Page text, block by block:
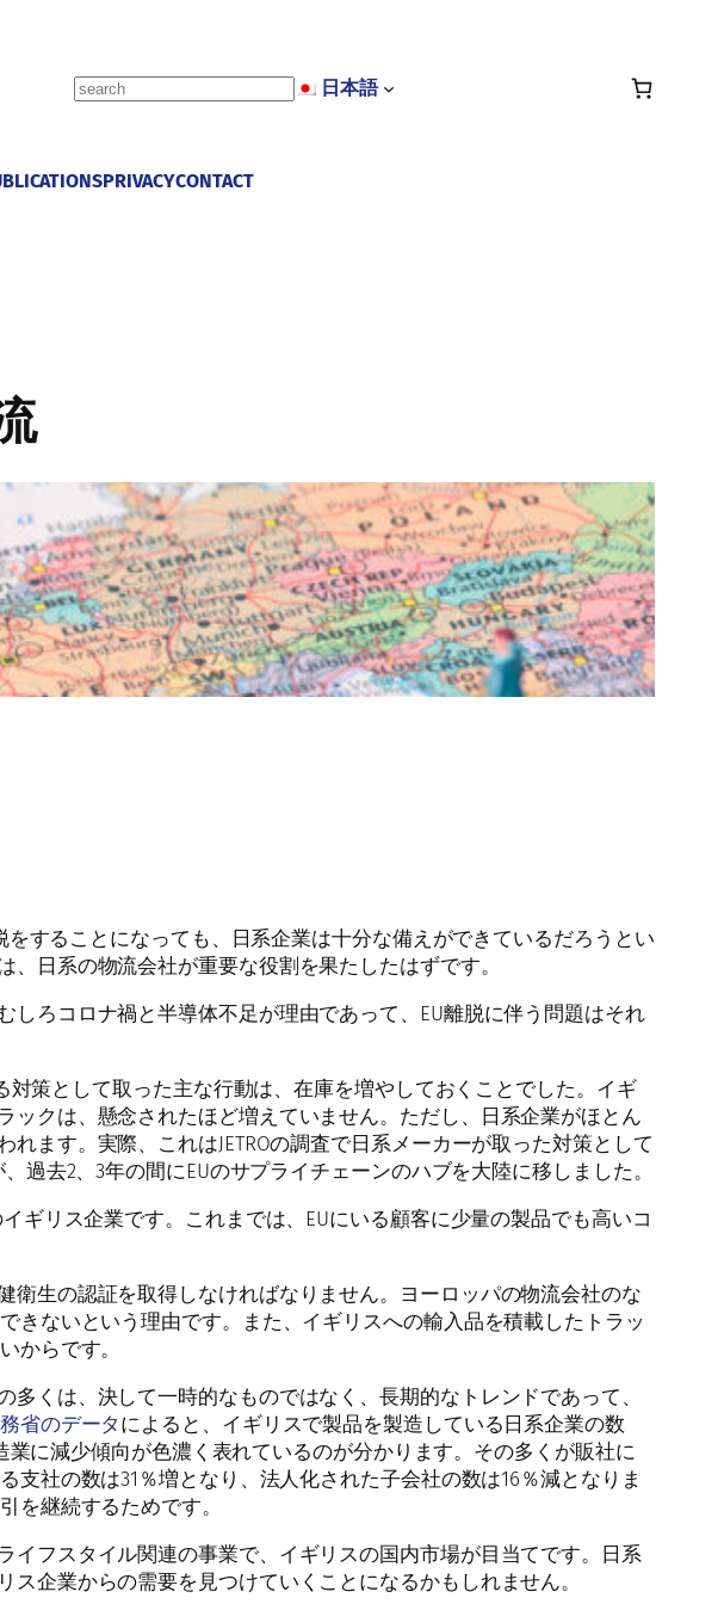
S
r
日本語
PRIVACYCONTACT
をすることになっても、日系企業は十分な備えができているだろうとい
日系の物流会社が重要な役割を果たしたはずです。
ろコロナ禍と半導体不足が理由であって、EU離脱に伴う問題はそれ
策として取った主な行動は、在庫を増やしておくことでした。イギ
クは、懸念されたほど増えていません。ただし、日系企業がほとん
ます。実際、これはJETROの調査で日系メーカーが取った対策として
去2、3年の間にEUのサプライチェーンのハブを大陸に移しました。
ギリス企業です。これまでは、EUにいる顧客に少量の製品でも高いコ
生の認証を取得しなければなりません。ヨーロッパの物流会社のな
きないという理由です。また、イギリスへの輸入品を積載したトラッ
からです。
くは、決して一時的なものではなく、長期的なトレンドであって、
省のデータによると、イギリスで製品を製造している日系企業の数
に減少傾向が色濃く表れているのが分かります。その多くが販社に
社の数は31％増となり、法人化された子会社の数は16％減となりま
を継続するためです。
フスタイル関連の事業で、イギリスの国内市場が目当てです。日系
企業からの需要を見つけていくことになるかもしれません。